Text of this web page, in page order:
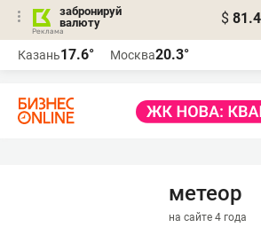
забронируй
валюту
$
Казань17.6° Москва20.3°
метеор
на сайте 4 года